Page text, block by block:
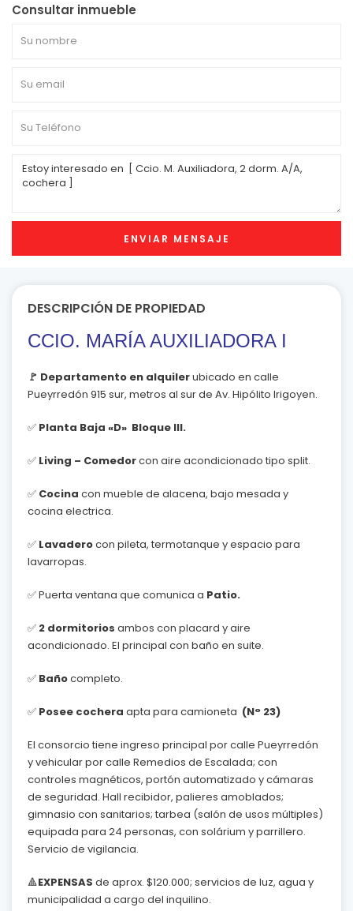
Consultar inmueble
DESCRIPCIÓN DE PROPIEDAD
CCIO. MARÍA AUXILIADORA I
🚩 Departamento en alquilerubicado en calle
Pueyrredón 915 sur, metros al sur de Av. Hipólito Irigoyen.
✅ Planta Baja «D» Bloque III.
✅ Living – Comedorcon aire acondicionado tipo split.
✅ Cocina con mueble de alacena, bajo mesada y
cocina electrica.
✅ Lavaderocon pileta, termotanque y espacio para
lavarropas.
✅ Puerta ventana que comunica a Patio.
✅ 2 dormitorios ambos con placard y aire
acondicionado. El principal con baño en suite.
✅ Bañocompleto.
✅ Posee cochera apta para camioneta (N° 23)
El consorcio tiene ingreso principal por calle Pueyrredón
y vehicular por calle Remedios de Escalada; con
controles magnéticos, portón automatizado y cámaras
de seguridad. Hall recibidor, palieres amoblados;
gimnasio con sanitarios; tarbea (salón de usos múltiples)
equipada para 24 personas, con solárium y parrillero.
Servicio de vigilancia.
🔺EXPENSAS de aprox. $120.000; servicios de luz, agua y
municipalidad a cargo del inquilino.